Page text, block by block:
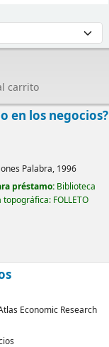
carrito
en los negocios?
Palabra, 1996
préstamo: Biblioteca
topográfica: FOLLETO
Economic Research